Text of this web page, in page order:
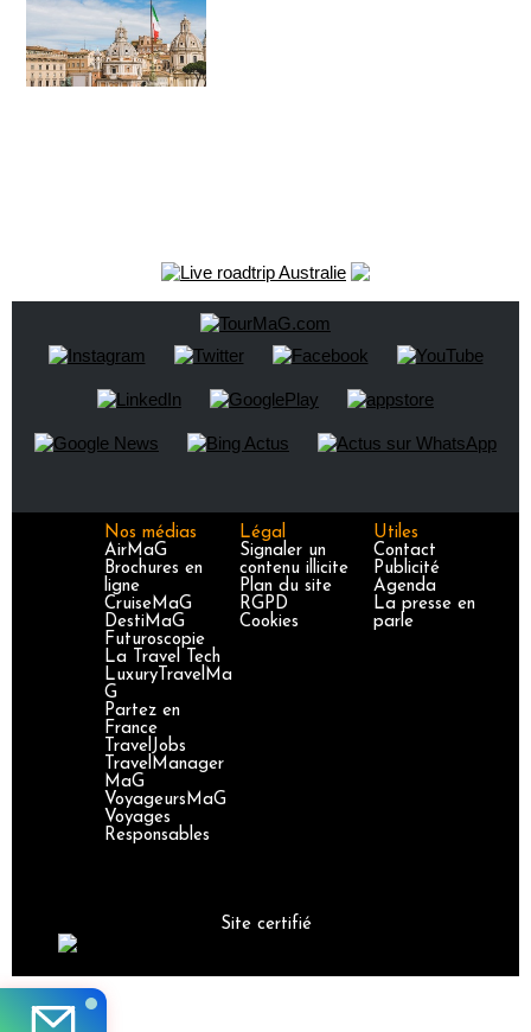
Nos médias
AirMaG
Brochures en
ligne
CruiseMaG
DestiMaG
Futuroscopie
La Travel Tech
LuxuryTravelMa
G
Partez en
France
TravelJobs
TravelManager
MaG
VoyageursMaG
Voyages
Responsables
Légal
Signaler un
contenu illicite
Plan du site
RGPD
Cookies
Utiles
Contact
Publicité
Agenda
La presse en
parle
Site certifié